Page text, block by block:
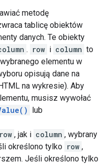
metodę
tablicę obiektów
danych. Te obiekty
. row i column to
elementu w
opisują dane na
na wykresie). Aby
musisz wywołać
lub
row , jak i column , wybrany
określono tylko row ,
Jeśli określono tylko